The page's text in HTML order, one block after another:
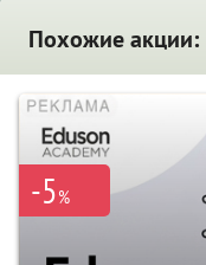
Похожие акции:
-5%